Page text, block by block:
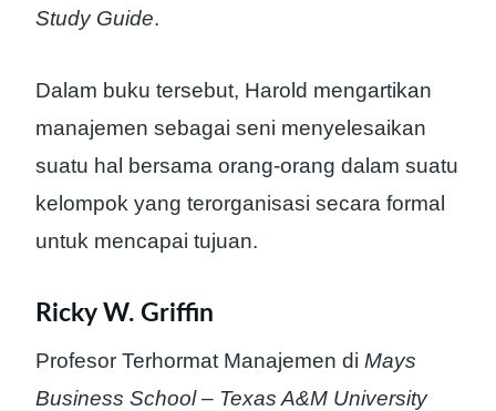
Study Guide.
Dalam buku tersebut, Harold mengartikan
manajemen sebagai seni menyelesaikan
suatu hal bersama orang-orang dalam suatu
kelompok yang terorganisasi secara formal
untuk mencapai tujuan.
Ricky W. Griffin
Profesor Terhormat Manajemen di Mays
Business School – Texas A&M University